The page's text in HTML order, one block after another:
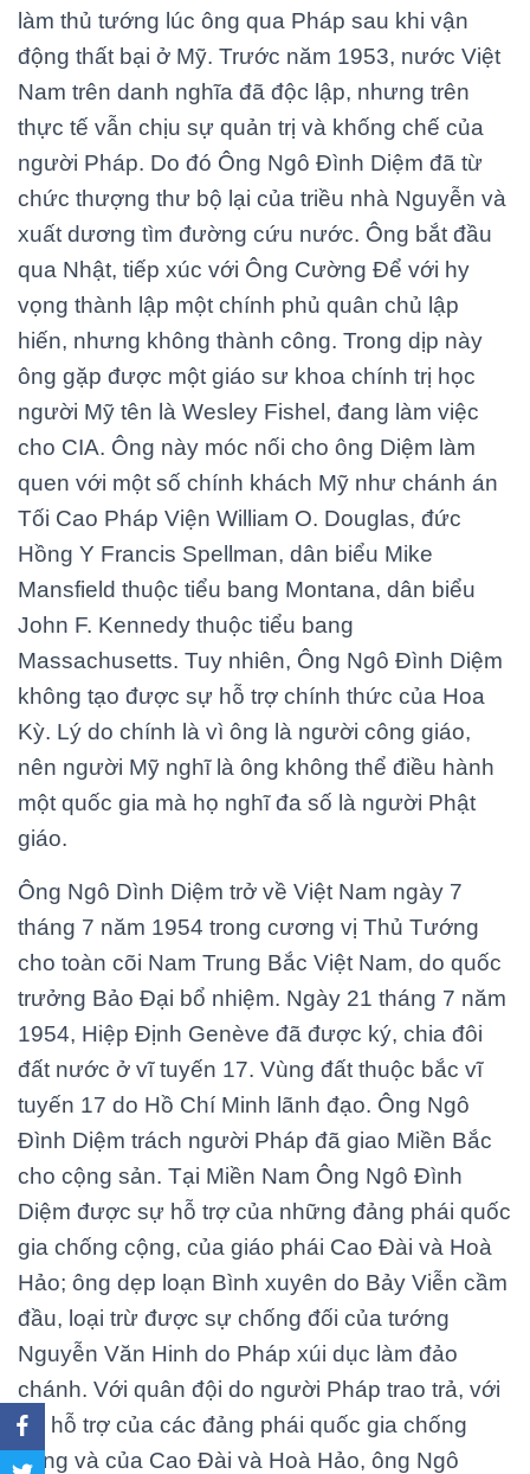
làm thủ tướng lúc ông qua Pháp sau khi vận
động thất bại ở Mỹ. Trước năm 1953, nước Việt
Nam trên danh nghĩa đã độc lập, nhưng trên
thực tế vẫn chịu sự quản trị và khống chế của
người Pháp. Do đó Ông Ngô Đình Diệm đã từ
chức thượng thư bộ lại của triều nhà Nguyễn và
xuất dương tìm đường cứu nước. Ông bắt đầu
qua Nhật, tiếp xúc với Ông Cường Để với hy
vọng thành lập một chính phủ quân chủ lập
hiến, nhưng không thành công. Trong dịp này
ông gặp được một giáo sư khoa chính trị học
người Mỹ tên là Wesley Fishel, đang làm việc
cho CIA. Ông này móc nối cho ông Diệm làm
quen với một số chính khách Mỹ như chánh án
Tối Cao Pháp Viện William O. Douglas, đức
Hồng Y Francis Spellman, dân biểu Mike
Mansfield thuộc tiểu bang Montana, dân biểu
John F. Kennedy thuộc tiểu bang
Massachusetts. Tuy nhiên, Ông Ngô Đình Diệm
không tạo được sự hỗ trợ chính thức của Hoa
Kỳ. Lý do chính là vì ông là người công giáo,
nên người Mỹ nghĩ là ông không thể điều hành
một quốc gia mà họ nghĩ đa số là người Phật
giáo.
Ông Ngô Dình Diệm trở về Việt Nam ngày 7
tháng 7 năm 1954 trong cương vị Thủ Tướng
cho toàn cõi Nam Trung Bắc Việt Nam, do quốc
trưởng Bảo Đại bổ nhiệm. Ngày 21 tháng 7 năm
1954, Hiệp Định Genève đã được ký, chia đôi
đất nước ở vĩ tuyến 17. Vùng đất thuộc bắc vĩ
tuyến 17 do Hồ Chí Minh lãnh đạo. Ông Ngô
Đình Diệm trách người Pháp đã giao Miền Bắc
cho cộng sản. Tại Miền Nam Ông Ngô Đình
Diệm được sự hỗ trợ của những đảng phái quốc
gia chống cộng, của giáo phái Cao Đài và Hoà
Hảo; ông dẹp loạn Bình xuyên do Bảy Viễn cầm
đầu, loại trừ được sự chống đối của tướng
Nguyễn Văn Hinh do Pháp xúi dục làm đảo
chánh. Với quân đội do người Pháp trao trả, với
sự hỗ trợ của các đảng phái quốc gia chống
cộng và của Cao Đài và Hoà Hảo, ông Ngô